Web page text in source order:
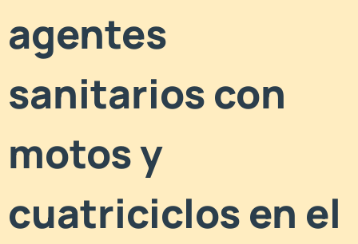
agentes
sanitarios con
motos y
cuatriciclos en el